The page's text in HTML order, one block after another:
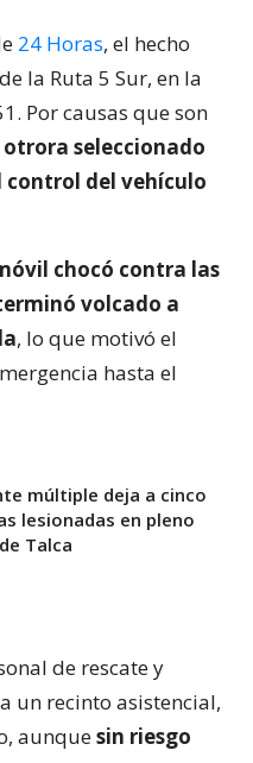
24 Horas, el hecho
la Ruta 5 Sur, en la
Por causas que son
otrora seleccionado
control del vehículo
chocó contra las
volcado a
, lo que motivó el
hasta el
múltiple deja a cinco
lesionadas en pleno
Talca
de rescate y
un recinto asistencial,
aunquesin riesgo